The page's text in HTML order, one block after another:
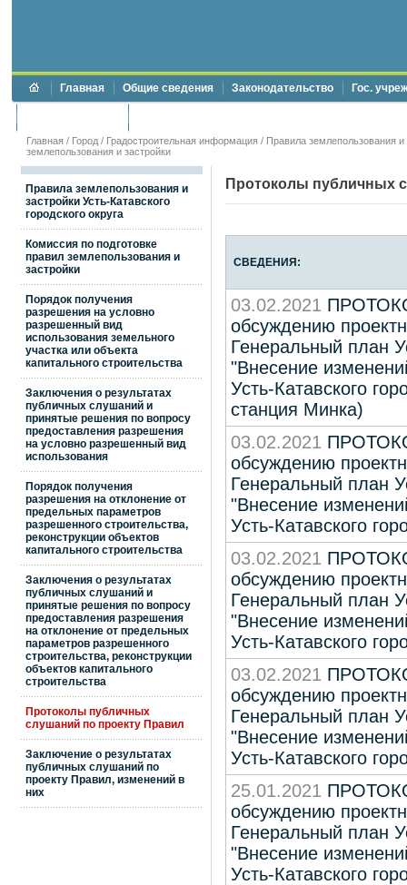
Главная Общие сведения Законодательство Гос.
Главная / Город / Градостроительная информация / Правила землепользования и
землепользования и застройки
Правила землепользования и
застройки Усть-Катавского
городского округа
Комиссия по подготовке
правил землепользования и
застройки
Порядок получения
разрешения на условно
разрешенный вид
использования земельного
участка или объекта
капитального строительства
Заключения о результатах
публичных слушаний и
принятые решения по вопросу
предоставления разрешения
на условно разрешенный вид
использования
Порядок получения
разрешения на отклонение от
предельных параметров
разрешенного строительства,
реконструкции объектов
капитального строительства
Заключения о результатах
публичных слушаний и
принятые решения по вопросу
предоставления разрешения
на отклонение от предельных
параметров разрешенного
строительства, реконструкции
объектов капитального
строительства
Протоколы публичных
слушаний по проекту Правил
Заключение о результатах
публичных слушаний по
проекту Правил, изменений в
них
Протоколы публичных
СВЕДЕНИЯ:
03.02.2021
обсуждению
Генеральный план
"Внесение
Усть-Катавского
станция Минка)
03.02.2021
обсуждению
Генеральный план
"Внесение
Усть-Катавского
03.02.2021
обсуждению
Генеральный план
"Внесение
Усть-Катавского
03.02.2021
обсуждению
Генеральный план
"Внесение
Усть-Катавского
25.01.2021
обсуждению
Генеральный план
"Внесение
Усть-Катавского